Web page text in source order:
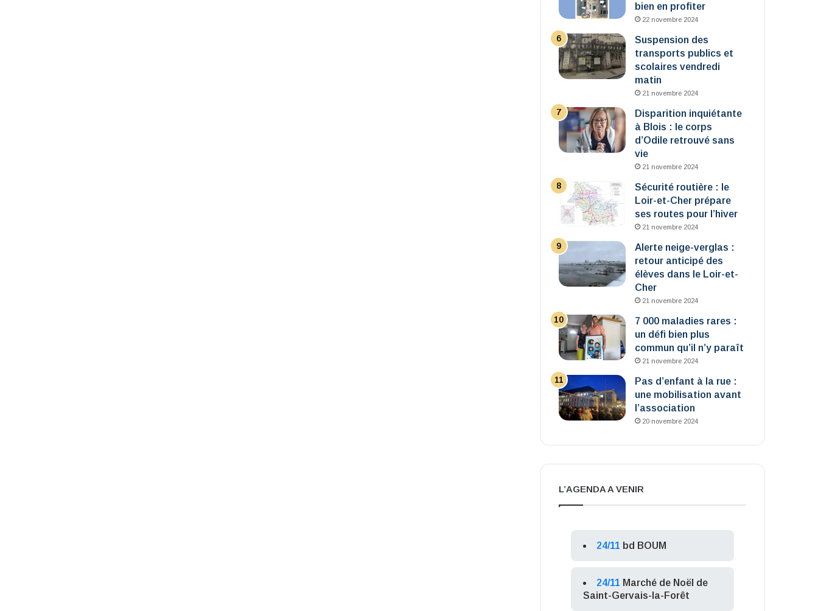
bien en profiter
22 novembre 2024
Suspension des
transports publics et
scolaires vendredi
matin
21 novembre 2024
Disparition inquiétante
à Blois : le corps
d’Odile retrouvé sans
vie
21 novembre 2024
Sécurité routière : le
Loir-et-Cher prépare
ses routes pour l’hiver
21 novembre 2024
Alerte neige-verglas :
retour anticipé des
élèves dans le Loir-et-
Cher
21 novembre 2024
7 000 maladies rares :
un défi bien plus
commun qu’il n’y paraît
21 novembre 2024
Pas d’enfant à la rue :
une mobilisation avant
l’association
20 novembre 2024
L’AGENDA A VENIR
24/11 bd BOUM
24/11 Marché de Noël de
Saint-Gervais-la-Forêt